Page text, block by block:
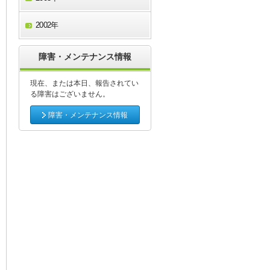
2002年
障害・メンテナンス情報
現在、または本日、報告されてい
る障害はございません。
障害・メンテナンス情報